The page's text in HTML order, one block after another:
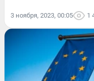
3 ноября, 2023, 00:05 1